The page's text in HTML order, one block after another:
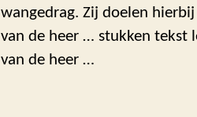
wangedrag. Zij doelen
van de heer … stukken
van de heer …